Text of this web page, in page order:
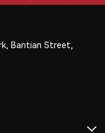
Bantian Street,